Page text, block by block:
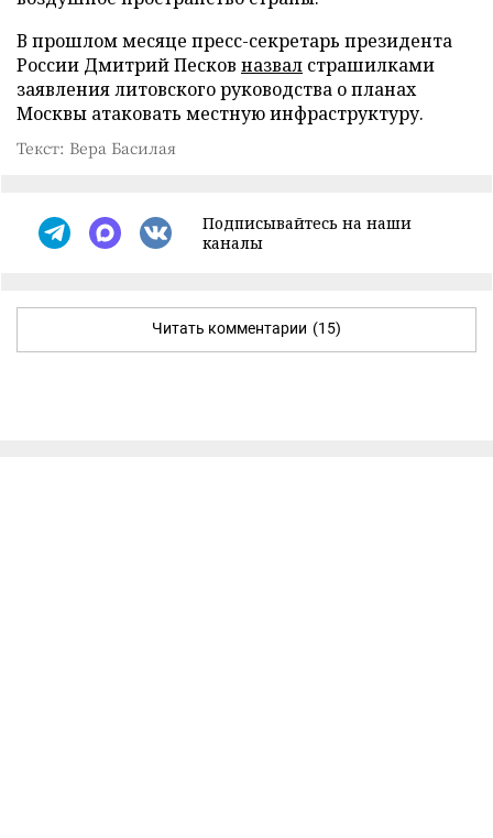
В прошлом месяце пресс-секретарь президента
России Дмитрий Песков назвал страшилками
заявления литовского руководства о планах
Москвы атаковать местную инфраструктуру.
Текст: Вера Басилая
Подписывайтесь на наши
каналы
Читать комментарии (15)